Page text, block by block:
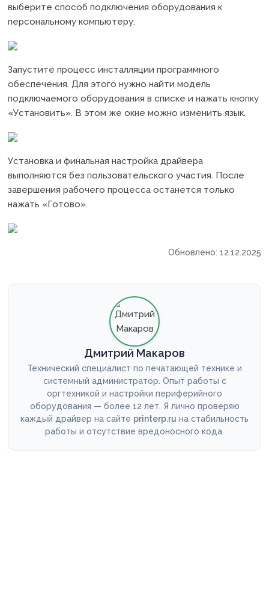
выберите способ подключения оборудования к
персональному компьютеру.
Запустите процесс инсталляции программного
обеспечения. Для этого нужно найти модель
подключаемого оборудования в списке и нажать кнопку
«Установить». В этом же окне можно изменить язык.
Установка и финальная настройка драйвера
выполняются без пользовательского участия. После
завершения рабочего процесса останется только
нажать «Готово».
Обновлено: 12.12.2025
Дмитрий Макаров
Технический специалист по печатающей технике и
системный администратор. Опыт работы с
оргтехникой и настройки периферийного
оборудования — более 12 лет. Я лично проверяю
каждый драйвер на сайте printerp.ru на стабильность
работы и отсутствие вредоносного кода.